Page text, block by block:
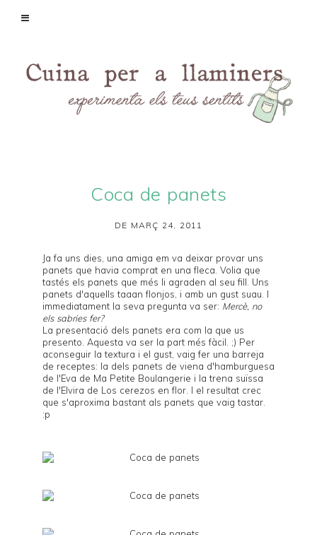
Coca de panets
DE MARÇ 24, 2011
Ja fa uns dies, una amiga em va deixar provar uns
panets que havia comprat en una fleca. Volia que
tastés els panets que més li agraden al seu fill. Uns
panets d'aquells taaan flonjos, i amb un gust suau. I
immediatament la seva pregunta va ser: Mercè, no
els sabries fer?
La presentació dels panets era com la que us
presento. Aquesta va ser la part més fàcil. ;) Per
aconseguir la textura i el gust, vaig fer una barreja
de receptes: la dels panets de viena d'hamburguesa
de l'Eva de Ma Petite Boulangerie i la trena suïssa
de l'Elvira de Los cerezos en flor . I el resultat crec
que s'aproxima bastant als panets que vaig tastar.
:p